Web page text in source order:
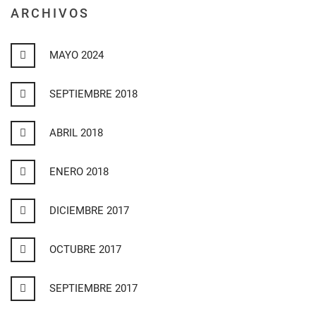
ARCHIVOS
MAYO 2024
SEPTIEMBRE 2018
ABRIL 2018
ENERO 2018
DICIEMBRE 2017
OCTUBRE 2017
SEPTIEMBRE 2017